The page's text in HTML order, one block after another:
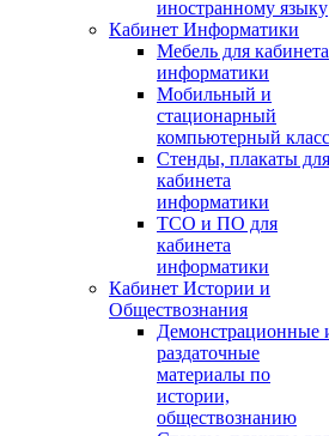
иностранному языку
Кабинет Информатики
Мебель для кабинета
информатики
Мобильный и
стационарный
компьютерный класс
Стенды, плакаты для
кабинета
информатики
ТСО и ПО для
кабинета
информатики
Кабинет Истории и
Обществознания
Демонстрационные
раздаточные
материалы по
истории,
обществознанию